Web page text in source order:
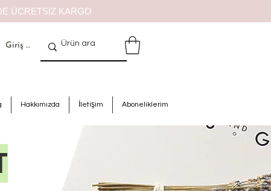
ÜCRETSİZ KARGO
Giriş Yap
Hakkımızda İletişim Aboneliklerim